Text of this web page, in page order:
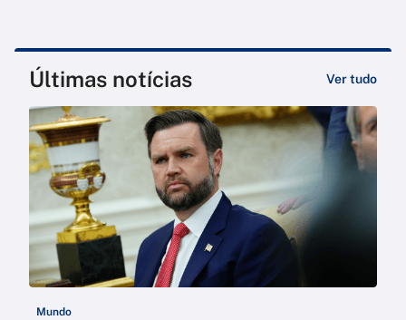
Últimas notícias Ver tudo
Mundo